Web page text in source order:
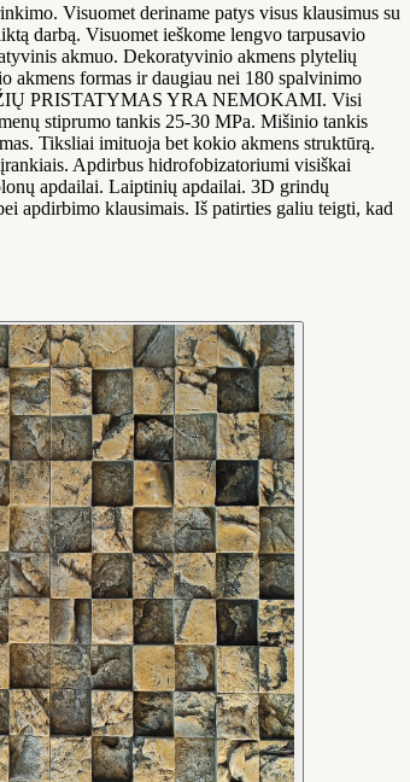
Visuomet deriname patys visus klausimus su
darbą. Visuomet ieškome lengvo tarpusavio
akmuo. Dekoratyvinio akmens plytelių
akmens formas ir daugiau nei 180 spalvinimo
PRISTATYMAS YRA NEMOKAMI. Visi
stiprumo tankis 25-30 MPa. Mišinio tankis
Tiksliai imituoja bet kokio akmens struktūrą.
Apdirbus hidrofobizatoriumi visiškai
apdailai. Laiptinių apdailai. 3D grindų
apdirbimo klausimais. Iš patirties galiu teigti, kad